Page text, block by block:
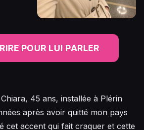
POUR LUI PARLER
45 ans, installée à Plérin
après avoir quitté mon pays
cet accent qui fait craquer et cette